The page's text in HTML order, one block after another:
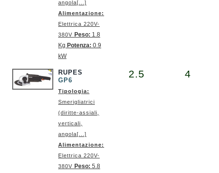
angola[...]
Alimentazione:
Elettrica 220V-
380V Peso: 1.8
Kg Potenza: 0.9
kW
RUPES
GP6
Tipologia:
Smerigliatrici
(diritte-assiali,
verticali,
angola[...]
Alimentazione:
Elettrica 220V-
380V Peso: 5.8
2.5 4